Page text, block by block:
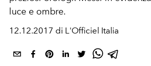
luce e ombre.
12.12.2017 di L'Officiel Italia